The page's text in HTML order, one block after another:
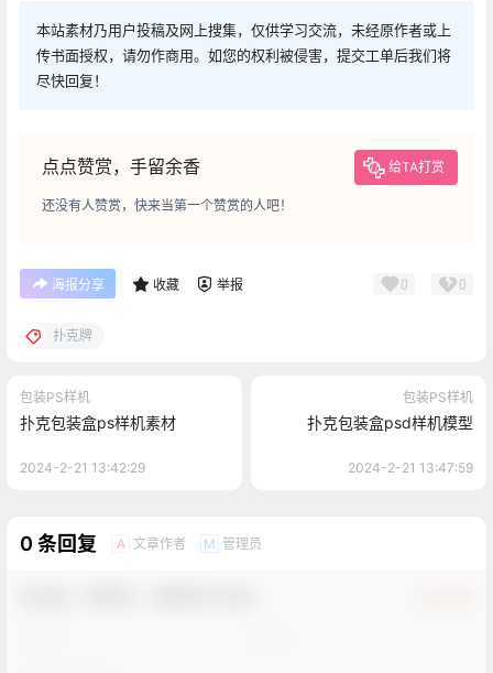
本站素材乃用户投稿及网上搜集，仅供学习交流，未经原作者或上
传书面授权，请勿作商用。如您的权利被侵害，提交工单后我们将
尽快回复！
点点赞赏，手留余香 给TA打赏
还没有人赞赏，快来当第一个赞赏的人吧！
海报分享 收藏 举报 0 0
扑克牌
包装PS样机
扑克包装盒ps样机素材
2024-2-21 13:42:29
包装PS样机
扑克包装盒psd样机模型
2024-2-21 13:47:59
0 条回复 A 文章作者 M 管理员